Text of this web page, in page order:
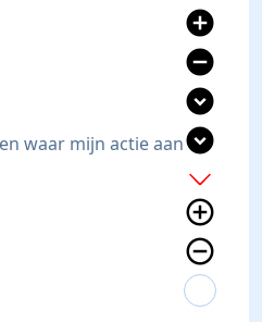
waar mijn actie aan
add_circle
remove_circle
expand_circle_down
expand_circle_down
add
add_circle_outline
remove_circle_outline
expand_more
expand_less